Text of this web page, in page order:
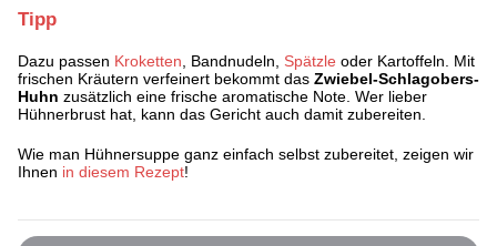
Tipp
Dazu passen Kroketten, Bandnudeln, Spätzle oder Kartoffeln. Mit
frischen Kräutern verfeinert bekommt das Zwiebel-Schlagobers-
Huhn zusätzlich eine frische aromatische Note. Wer lieber
Hühnerbrust hat, kann das Gericht auch damit zubereiten.
Wie man Hühnersuppe ganz einfach selbst zubereitet, zeigen wir
Ihnen in diesem Rezept!